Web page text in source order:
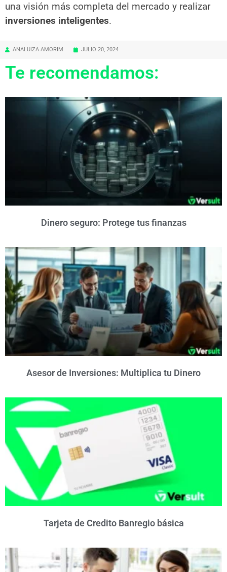
una visión más completa del mercado y realizar
inversiones inteligentes.
ANALUIZA AMORIM JULIO 20, 2024
Te recomendamos:
Dinero seguro: Protege tus finanzas
Asesor de Inversiones: Multiplica tu Dinero
Tarjeta de Credito Banregio básica